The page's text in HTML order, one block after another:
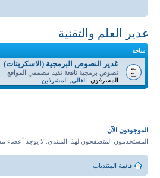
غدير العلم والتقنية
ساحة
غدير النصوص البرمجية (الاسكربتات)
نصوص برمجية نافعة تفيد مصممي المواقع
المشرفون: الغالي المشرفين
الموجودون الآن
المستخدمون المتصفحون لهذا المنتدى: لا يوجد أعضاء
قائمة المنتديات